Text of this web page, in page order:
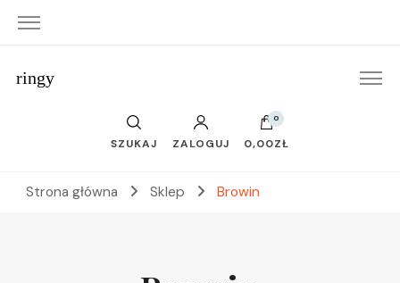
ringy
SZUKAJ ZALOGUJ
0
0,00ZŁ
Strona główna Sklep Browin